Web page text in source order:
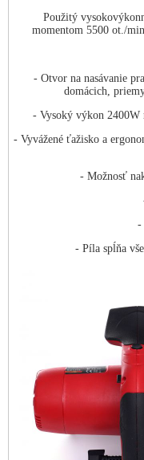
Použitý
momentom 5500 ot./
- Otvor na nasávanie
domácich,
- Vysoký výkon 2400W
- Vyvážené ťažisko a
- Možnosť
-
- Píla spĺňa